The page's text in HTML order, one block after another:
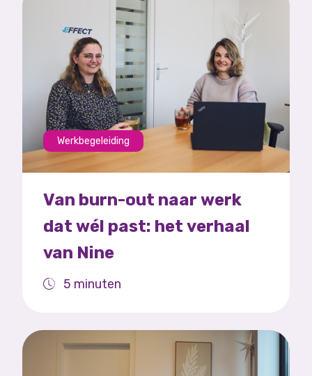
Werkbegeleiding
Van burn-out naar werk
dat wél past: het verhaal
van Nine
5 minuten